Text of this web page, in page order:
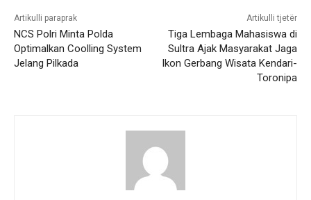
Artikulli paraprak
NCS Polri Minta Polda
Optimalkan Coolling System
Jelang Pilkada
Artikulli tjetër
Tiga Lembaga Mahasiswa di
Sultra Ajak Masyarakat Jaga
Ikon Gerbang Wisata Kendari-
Toronipa